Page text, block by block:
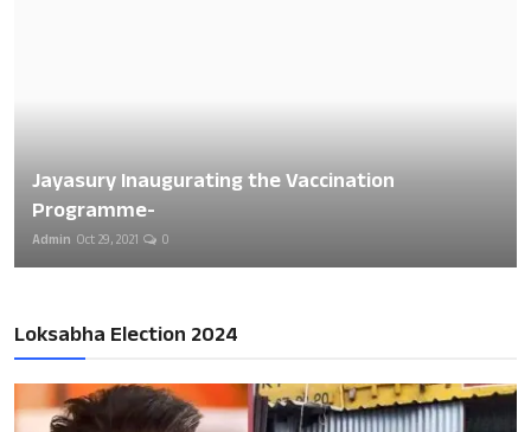
Jayasury Inaugurating the Vaccination
Programme-
Admin Oct 29, 2021 0
Loksabha Election 2024